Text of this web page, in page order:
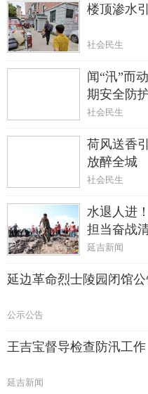
楼顶渗水
社会民生
闻“汛”而
期安全防
社会民生
荷风送香
放醉全城
社会民生
水退人进
担当奋战
延吉新闻
延边革命烈士陵园闭馆
公示公告
王吉宝督导检查防汛工作
延吉新闻